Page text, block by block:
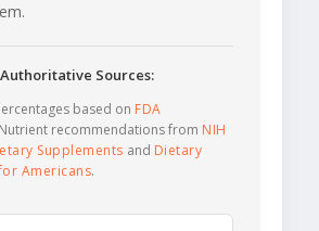
Sources:
based on FDA
recommendations from NIH
Supplements and Dietary
Americans.